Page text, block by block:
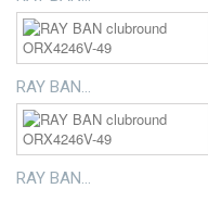
RAY BAN...
RAY BAN...